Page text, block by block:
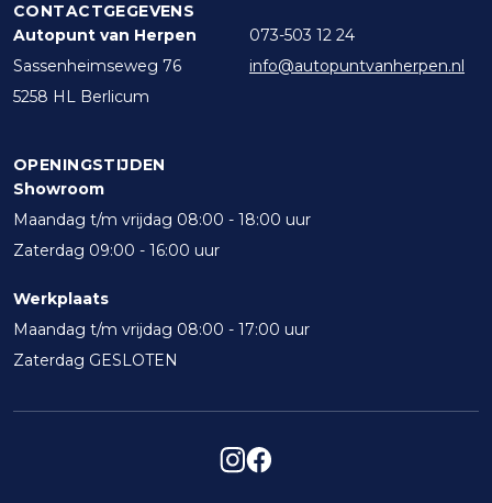
CONTACTGEGEVENS
Autopunt van Herpen
Sassenheimseweg 76
5258 HL Berlicum
073-503 12 24
info@autopuntvanherpen.nl
OPENINGSTIJDEN
Showroom
Maandag t/m vrijdag 08:00 - 18:00 uur
Zaterdag 09:00 - 16:00 uur
Werkplaats
Maandag t/m vrijdag 08:00 - 17:00 uur
Zaterdag GESLOTEN